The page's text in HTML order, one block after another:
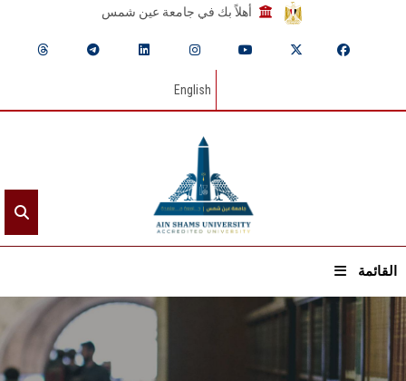
أهلاً بك في جامعة عين شمس
English
القائمة
الرئيسيـة
عن الجامعة